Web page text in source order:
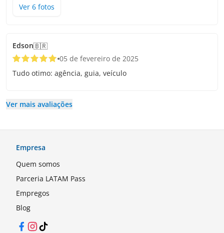
Ver 6 fotos
Edson🇧🇷
05 de fevereiro de 2025
Tudo otimo: agência, guia, veículo
Ver mais avaliações
Empresa
Quem somos
Parceria LATAM Pass
Empregos
Blog
Facebook
Instagram
TikTok